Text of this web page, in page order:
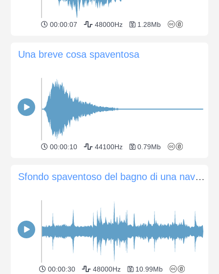
00:00:07 48000Hz 1.28Mb
Una breve cosa spaventosa
00:00:10 44100Hz 0.79Mb
Sfondo spaventoso del bagno di una navicella spaziale
00:00:30 48000Hz 10.99Mb